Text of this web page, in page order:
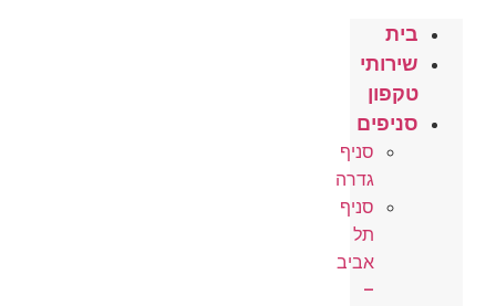
בית
שירותי
טקפון
סניפים
סניף
גדרה
סניף
תל
אביב
–